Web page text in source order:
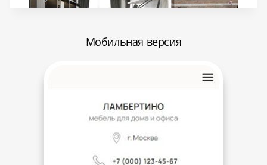
Мобильная версия